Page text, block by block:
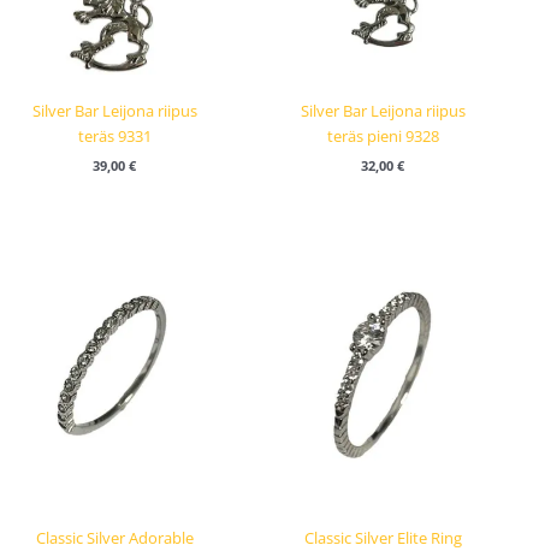
Silver Bar Leijona riipus
teräs 9331
39,00 €
Silver Bar Leijona riipus
teräs pieni 9328
32,00 €
Classic Silver Adorable
Classic Silver Elite Ring